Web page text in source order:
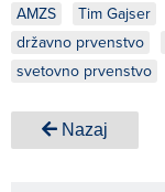
AMZS Tim Gajser
državno prvenstvo
svetovno prvenstvo
Nazaj